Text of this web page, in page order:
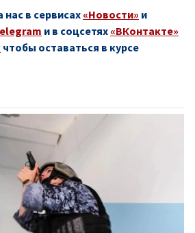
в сервисах «Новости» и
и в соцсетях «ВКонтакте»
чтобы оставаться в курсе